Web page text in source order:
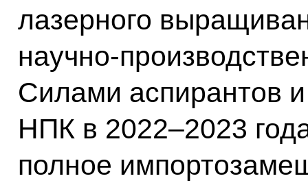
лазерного
научно-
Силами аспирантов
НПК в 2022–2023
полное